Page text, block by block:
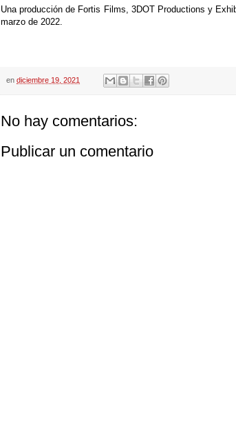
Una producción de Fortis Films, 3DOT Productions y
marzo de 2022.
en diciembre 19, 2021
No hay comentarios:
Publicar un comentario